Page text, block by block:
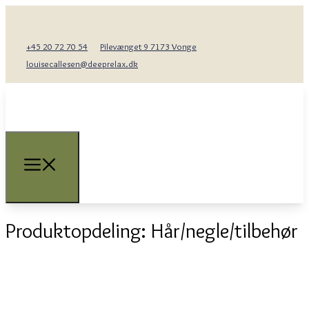
+45 20 72 70 54
Pilevænget 9 7173 Vonge
louisecallesen@deeprelax.dk
Produktopdeling: Hår/negle/tilbehør